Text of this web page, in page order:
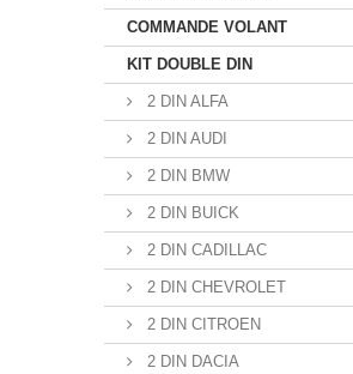
COMMANDE VOLANT
KIT DOUBLE DIN
2 DIN ALFA
2 DIN AUDI
2 DIN BMW
2 DIN BUICK
2 DIN CADILLAC
2 DIN CHEVROLET
2 DIN CITROEN
2 DIN DACIA